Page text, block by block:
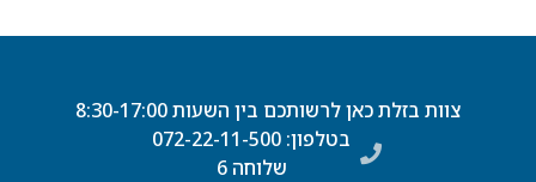
צוות בזלת כאן לרשותכם בין השעות 8:30-17:00
בטלפון: 072-22-11-500
שלוחה 6